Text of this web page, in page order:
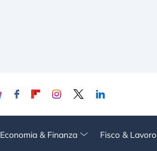
Economia & Finanza Fisco & Lavoro